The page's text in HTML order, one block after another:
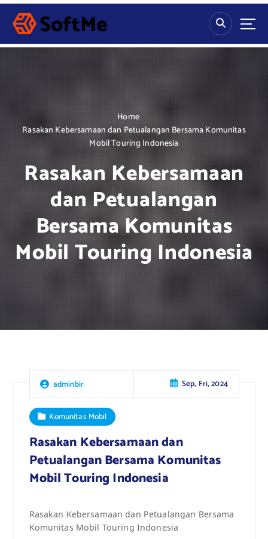
S
p
Home
Rasakan Kebersamaan dan Petualangan Bersama Komunitas
Mobil Touring Indonesia
Rasakan Kebersamaan
dan Petualangan
Bersama Komunitas
Mobil Touring Indonesia
adminbir Sep, Fri, 2024
Komunitas Mobil
Rasakan Kebersamaan dan
Petualangan Bersama Komunitas
Mobil Touring Indonesia
Rasakan Kebersamaan dan Petualangan Bersama
Komunitas Mobil Touring Indonesia